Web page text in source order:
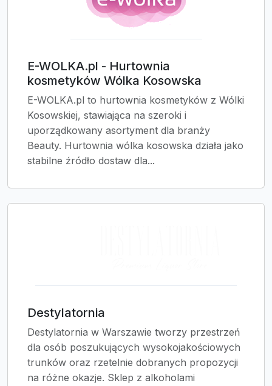
E-WOLKA.pl - Hurtownia
kosmetyków Wólka Kosowska
E-WOLKA.pl to hurtownia kosmetyków z Wólki
Kosowskiej, stawiająca na szeroki i
uporządkowany asortyment dla branży
Beauty. Hurtownia wólka kosowska działa jako
stabilne źródło dostaw dla...
Destylatornia
Destylatornia w Warszawie tworzy przestrzeń
dla osób poszukujących wysokojakościowych
trunków oraz rzetelnie dobranych propozycji
na różne okazje. Sklep z alkoholami